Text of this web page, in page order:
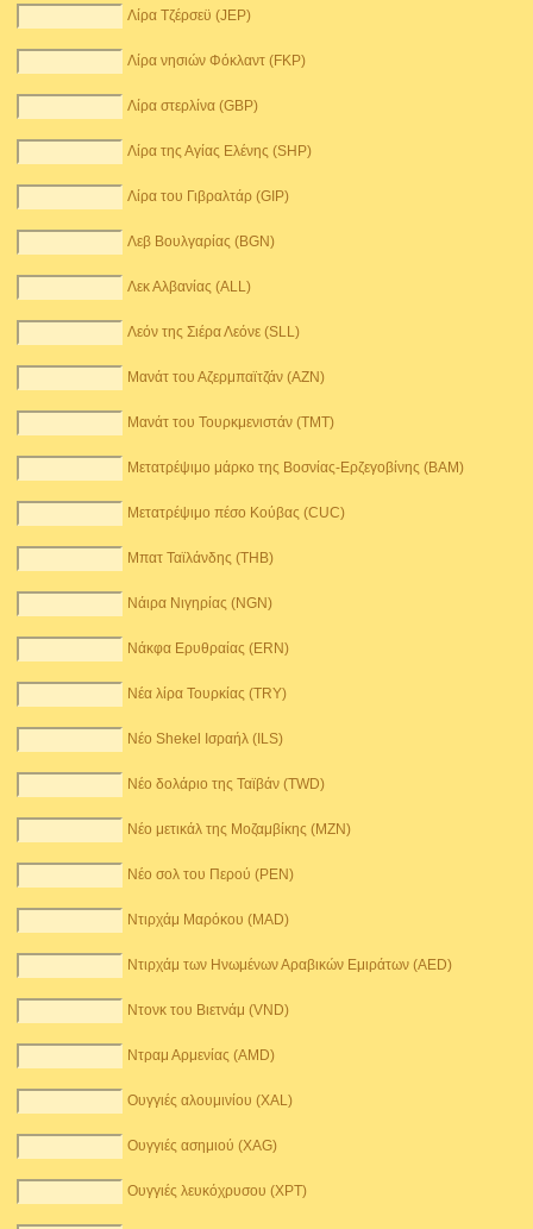
Λίρα Τζέρσεϋ (JEP)
Λίρα νησιών Φόκλαντ (FKP)
Λίρα στερλίνα (GBP)
Λίρα της Αγίας Ελένης (SHP)
Λίρα του Γιβραλτάρ (GIP)
Λεβ Βουλγαρίας (BGN)
Λεκ Αλβανίας (ALL)
Λεόν της Σιέρα Λεόνε (SLL)
Μανάτ του Αζερμπαϊτζάν (AZN)
Μανάτ του Τουρκμενιστάν (TMT)
Μετατρέψιμο μάρκο της Βοσνίας-Ερζεγοβίνης (BAM)
Μετατρέψιμο πέσο Κούβας (CUC)
Μπατ Ταϊλάνδης (THB)
Νάιρα Νιγηρίας (NGN)
Νάκφα Ερυθραίας (ERN)
Νέα λίρα Τουρκίας (TRY)
Νέο Shekel Ισραήλ (ILS)
Νέο δολάριο της Ταϊβάν (TWD)
Νέο μετικάλ της Μοζαμβίκης (MZN)
Νέο σολ του Περού (PEN)
Ντιρχάμ Μαρόκου (MAD)
Ντιρχάμ των Ηνωμένων Αραβικών Εμιράτων (AED)
Ντονκ του Βιετνάμ (VND)
Ντραμ Αρμενίας (AMD)
Ουγγιές αλουμινίου (XAL)
Ουγγιές ασημιού (XAG)
Ουγγιές λευκόχρυσου (XPT)